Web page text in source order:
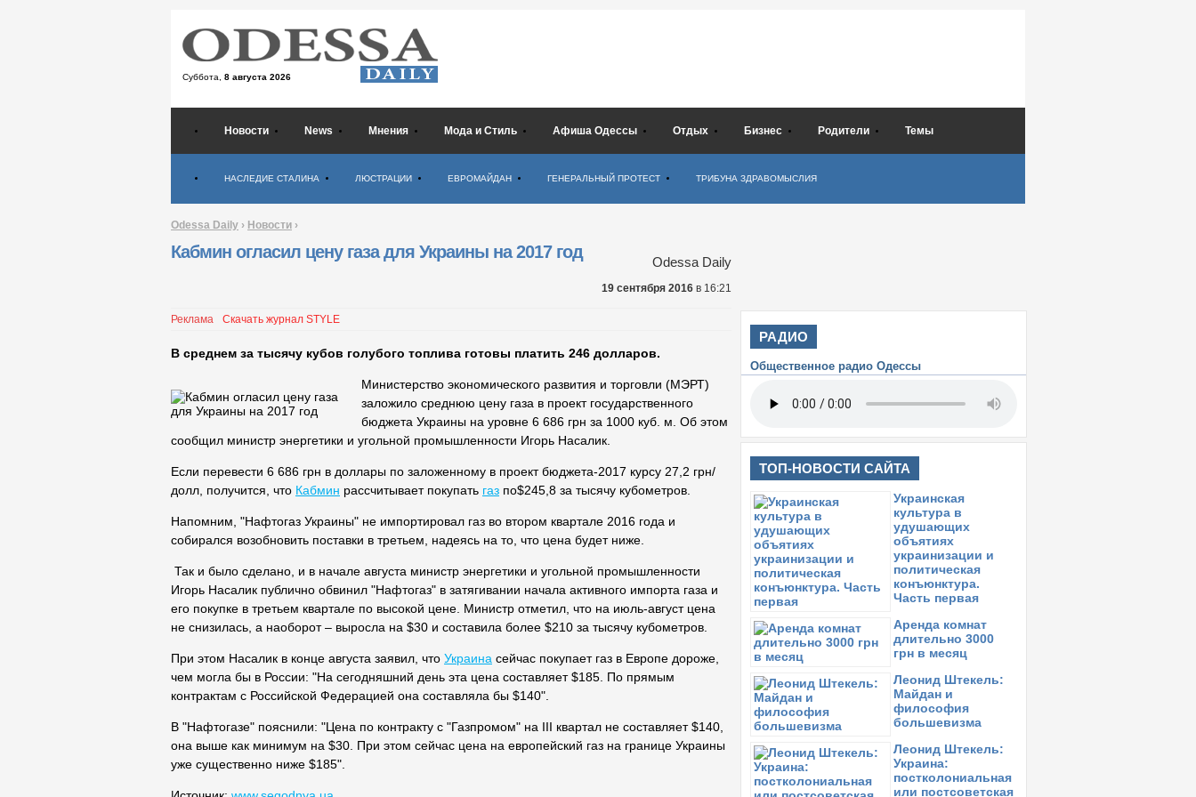
Суббота, 8 августа 2026
Новости News Мнения Мода и Стиль Афиша Одессы Отдых Бизнес Родители Темы
НАСЛЕДИЕ СТАЛИНА ЛЮСТРАЦИИ ЕВРОМАЙДАН ГЕНЕРАЛЬНЫЙ ПРОТЕСТ ТРИБУНА ЗДРАВОМЫСЛИЯ
Odessa Daily › Новости ›
Кабмин огласил цену газа для Украины на 2017 год
Odessa Daily
19 сентября 2016 в 16:21
Реклама Скачать журнал STYLE
В среднем за тысячу кубов голубого топлива готовы платить 246 долларов.
Министерство экономического развития и торговли (МЭРТ)
заложило среднюю цену газа в проект государственного
бюджета Украины на уровне 6 686 грн за 1000 куб. м. Об этом
сообщил министр энергетики и угольной промышленности Игорь Насалик.
Если перевести 6 686 грн в доллары по заложенному в проект бюджета-2017 курсу 27,2 грн/
долл, получится, что Кабмин рассчитывает покупать газ по$245,8 за тысячу кубометров.
Напомним, "Нафтогаз Украины" не импортировал газ во втором квартале 2016 года и
собирался возобновить поставки в третьем, надеясь на то, что цена будет ниже.
Так и было сделано, и в начале августа министр энергетики и угольной промышленности
Игорь Насалик публично обвинил "Нафтогаз" в затягивании начала активного импорта газа и
его покупке в третьем квартале по высокой цене. Министр отметил, что на июль-август цена
не снизилась, а наоборот – выросла на $30 и составила более $210 за тысячу кубометров.
При этом Насалик в конце августа заявил, что Украина сейчас покупает газ в Европе дороже,
чем могла бы в России: "На сегодняшний день эта цена составляет $185. По прямым
контрактам с Российской Федерацией она составляла бы $140".
В "Нафтогазе" пояснили: "Цена по контракту с "Газпромом" на ІІІ квартал не составляет $140,
она выше как минимум на $30. При этом сейчас цена на европейский газ на границе Украины
уже существенно ниже $185".
РАДИО
Общественное радио Одессы
ТОП-НОВОСТИ САЙТА
Украинская
культура в
удушающих
объятиях
украинизации и
политическая
конъюнктура.
Часть первая
Аренда комнат
длительно 3000
грн в месяц
Леонид Штекель:
Майдан и
философия
большевизма
Леонид Штекель:
Украина:
постколониальная
или постсоветская